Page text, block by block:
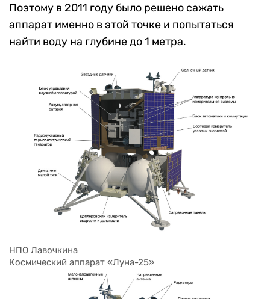
Поэтому в 2011 году было решено сажать
аппарат именно в этой точке и попытаться
найти воду на глубине до 1 метра.
НПО Лавочкина
Космический аппарат «Луна-25»